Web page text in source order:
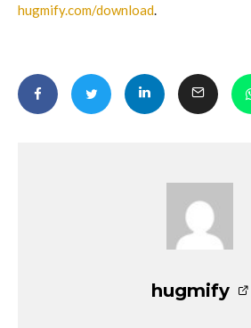
hugmify.com/download
hugmify